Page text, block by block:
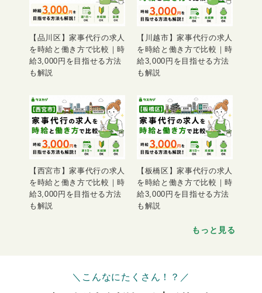
【品川区】家事代行の求人
を時給と働き方で比較｜時
給3,000円を目指せる方法
も解説
【川越市】家事代行の求人
を時給と働き方で比較｜時
給3,000円を目指せる方法
も解説
【西宮市】家事代行の求人
を時給と働き方で比較｜時
給3,000円を目指せる方法
も解説
【板橋区】家事代行の求人
を時給と働き方で比較｜時
給3,000円を目指せる方法
も解説
もっと見る
＼こんなにたくさん！？／